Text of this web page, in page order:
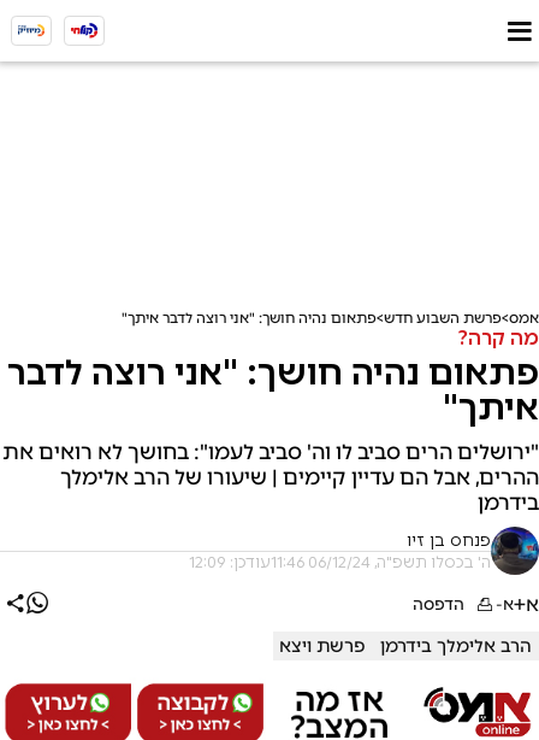
אמס פרשת השבוע חדש פתאום נהיה חושך: "אני רוצה לדבר איתך"
מה קרה?
פתאום נהיה חושך: "אני רוצה לדבר
איתך"
"ירושלים הרים סביב לו וה' סביב לעמו": בחושך לא רואים את
ההרים, אבל הם עדיין קיימים | שיעורו של הרב אלימלך
בידרמן
פנחס בן זיו
ה' בכסלו תשפ"ה, 06/12/24 11:46 עודכן: 12:09
א+א- הדפסה
הרב אלימלך בידרמן פרשת ויצא